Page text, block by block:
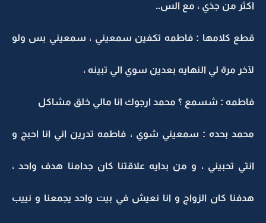
اكثر من جذي ، مع الس..
قطع كلامها : فاطمه تكفين سمعيني ، سمعيني بس ولو
لآخر مرة لي النهايه بعدين سوي الي تبينه ،
فاطمه : شسمع ؟ محمد ارجوك انا مالي خلق مشاكل
محمد بحده : سمعيني شوي ، فاطمه تدرين اني انا احبج و
انتي تحبيني ، و من بدايه علاقتنا كان جدامنا هدف واحد ،
هدفنا كان الزواج و انا نعيش في بيت واحد يجمعنا و نييب